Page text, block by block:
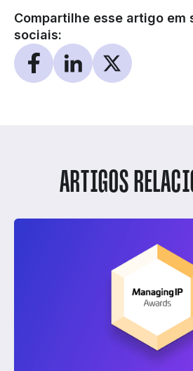
Compartilhe esse artigo em
sociais:
ARTIGOS